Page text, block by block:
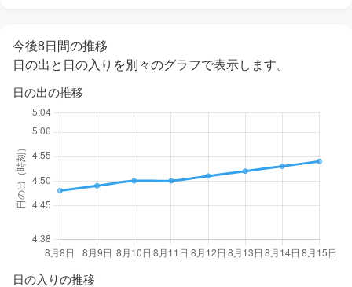
今後8日間の推移
日の出と日の入りを別々のグラフで表示します。
日の出の推移
日の入りの推移